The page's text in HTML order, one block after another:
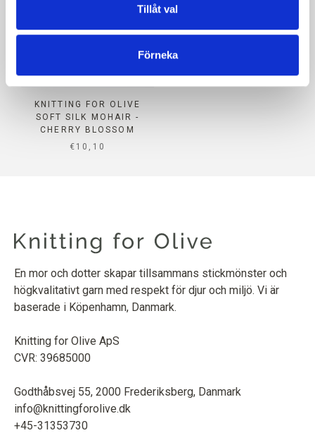
Tillåt val
Förneka
KNITTING FOR OLIVE
SOFT SILK MOHAIR -
CHERRY BLOSSOM
SALE PRICE
€10,10
En mor och dotter skapar tillsammans stickmönster och
högkvalitativt garn med respekt för djur och miljö. Vi är
baserade i Köpenhamn, Danmark.
Knitting for Olive ApS
CVR: 39685000
Godthåbsvej 55, 2000 Frederiksberg, Danmark
info@knittingforolive.dk
+45-31353730